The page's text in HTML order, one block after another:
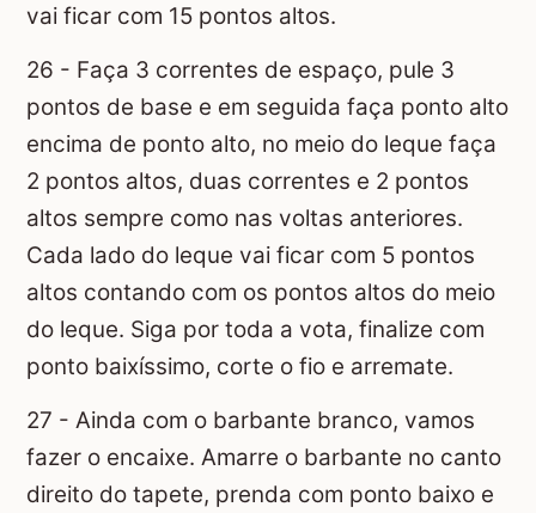
vai ficar com 15 pontos altos.
26 - Faça 3 correntes de espaço, pule 3
pontos de base e em seguida faça ponto alto
encima de ponto alto, no meio do leque faça
2 pontos altos, duas correntes e 2 pontos
altos sempre como nas voltas anteriores.
Cada lado do leque vai ficar com 5 pontos
altos contando com os pontos altos do meio
do leque. Siga por toda a vota, finalize com
ponto baixíssimo, corte o fio e arremate.
27 - Ainda com o barbante branco, vamos
fazer o encaixe. Amarre o barbante no canto
direito do tapete, prenda com ponto baixo e